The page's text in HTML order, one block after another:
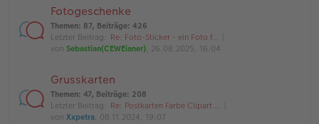
Fotogeschenke
Themen: 87, Beiträge: 426
Letzter Beitrag: Re: Foto-Sticker - ein Foto f…
von Sebastian(CEWEianer), 26.08.2025, 16:04
Grusskarten
Themen: 47, Beiträge: 208
Letzter Beitrag: Re: Postkarten Farbe Clipart …
von Xxpetra, 08.11.2024, 19:07